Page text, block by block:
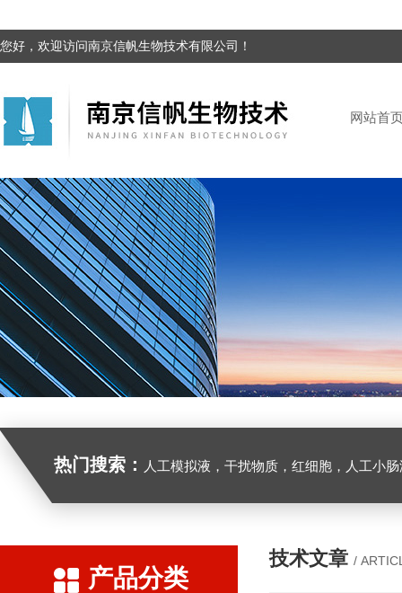
您好，欢迎访问南京信帆生物技术有限公司！
网站首
热门搜索： 人工模拟液，干扰物质，红细胞，人工小
产品分类
技术文章 /